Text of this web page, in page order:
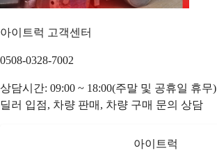
아이트럭 고객센터
0508-0328-7002
상담시간: 09:00 ~ 18:00(주말 및 공휴일 휴무)
딜러 입점, 차량 판매, 차량 구매 문의 상담
아이트럭